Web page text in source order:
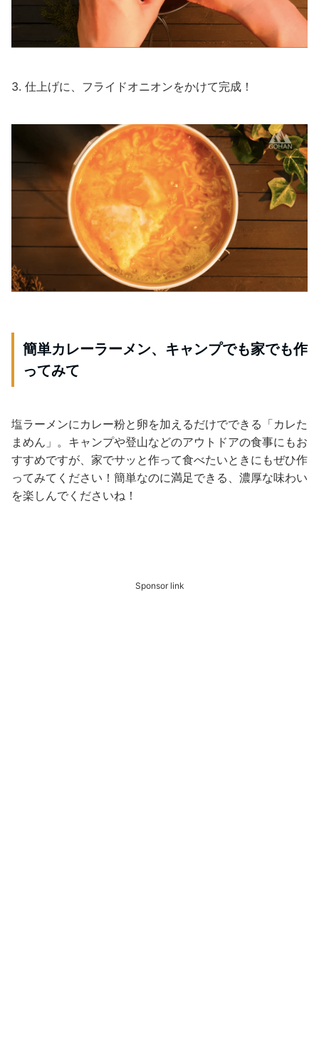
3. 仕上げに、フライドオニオンをかけて完成！
簡単カレーラーメン、キャンプでも家でも作
ってみて
塩ラーメンにカレー粉と卵を加えるだけでできる「カレた
まめん」。キャンプや登山などのアウトドアの食事にもお
すすめですが、家でサッと作って食べたいときにもぜひ作
ってみてください！簡単なのに満足できる、濃厚な味わい
を楽しんでくださいね！
Sponsor link